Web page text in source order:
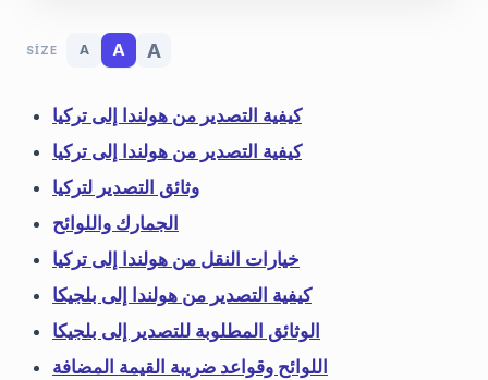
SIZE A A A
كيفية التصدير من هولندا إلى تركيا
كيفية التصدير من هولندا إلى تركيا
وثائق التصدير لتركيا
الجمارك واللوائح
خيارات النقل من هولندا إلى تركيا
كيفية التصدير من هولندا إلى بلجيكا
الوثائق المطلوبة للتصدير إلى بلجيكا
اللوائح وقواعد ضريبة القيمة المضافة